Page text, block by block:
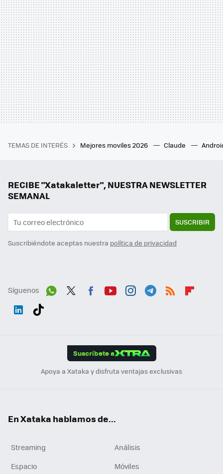
TEMAS DE INTERÉS Mejores moviles 2026 Claude
RECIBE "Xatakaletter", NUESTRA NEWSLETTER
SEMANAL
SUSCRIBIR
Suscribiéndote aceptas nuestra política de privacidad
Síguenos
Suscríbete a
Apoya a Xataka y disfruta ventajas exclusivas
En Xataka hablamos de...
Streaming
Análisis
Espacio
Móviles